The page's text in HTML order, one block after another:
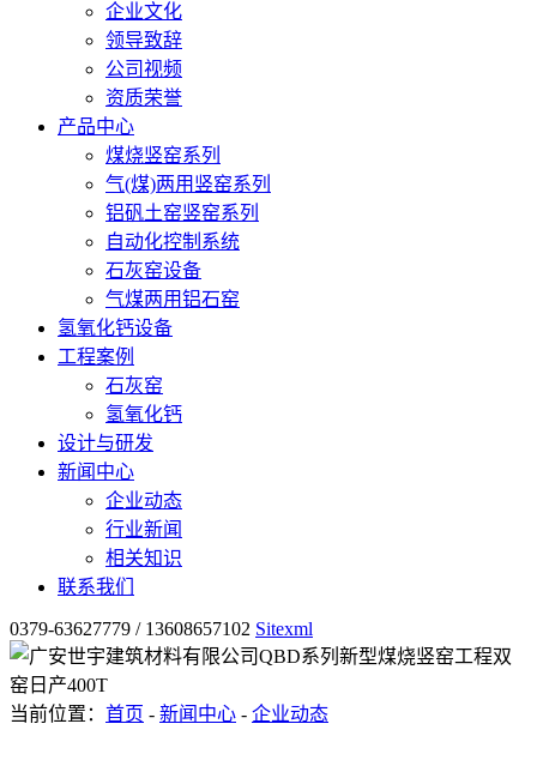
企业文化
领导致辞
公司视频
资质荣誉
产品中心
煤烧竖窑系列
气(煤)两用竖窑系列
铝矾土窑竖窑系列
自动化控制系统
石灰窑设备
气煤两用铝石窑
氢氧化钙设备
工程案例
石灰窑
氢氧化钙
设计与研发
新闻中心
企业动态
行业新闻
相关知识
联系我们
0379-63627779 / 13608657102 Sitexml
当前位置： 首页 - 新闻中心 - 企业动态